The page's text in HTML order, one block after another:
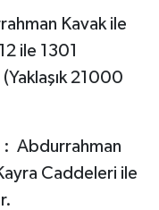
Kavak ile
ile 1301
21000
Caddeleri ile